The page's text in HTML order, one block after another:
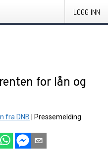
LOGG INN
for lån og
fra DNB Pressemelding